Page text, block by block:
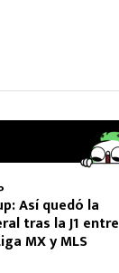
Así quedó la
tras la J1 entre
MX y MLS